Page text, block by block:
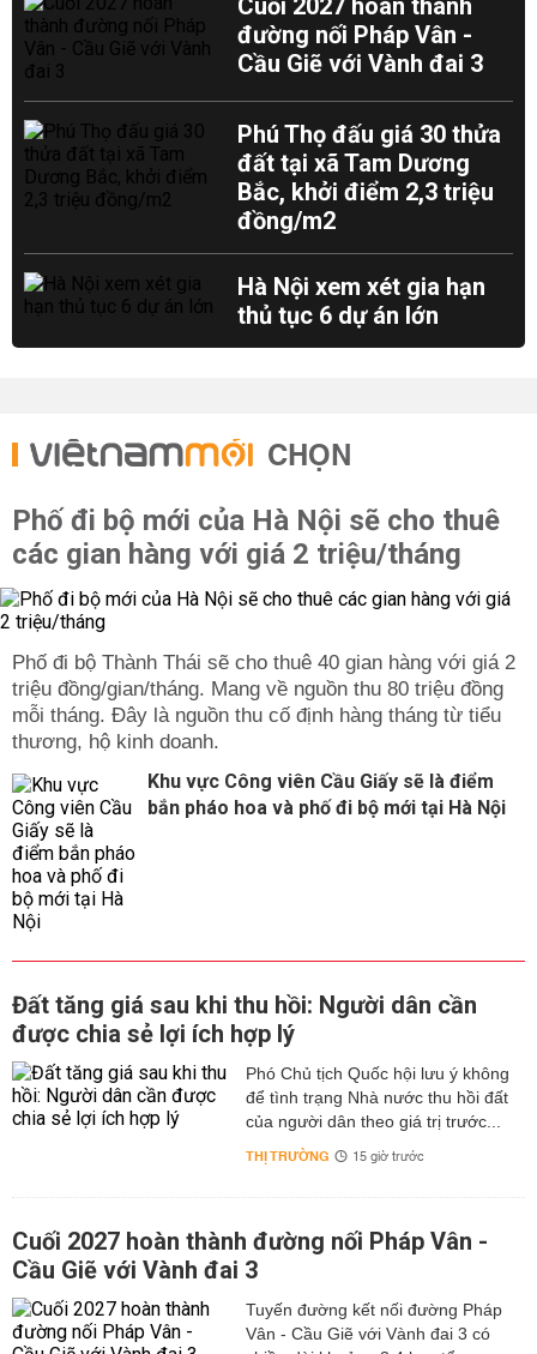
Cuối 2027 hoàn thành
đường nối Pháp Vân -
Cầu Giẽ với Vành đai 3
Phú Thọ đấu giá 30 thửa
đất tại xã Tam Dương
Bắc, khởi điểm 2,3 triệu
đồng/m2
Hà Nội xem xét gia hạn
thủ tục 6 dự án lớn
CHỌN
Phố đi bộ mới của Hà Nội sẽ cho thuê
các gian hàng với giá 2 triệu/tháng
Phố đi bộ Thành Thái sẽ cho thuê 40 gian hàng với giá 2
triệu đồng/gian/tháng. Mang về nguồn thu 80 triệu đồng
mỗi tháng. Đây là nguồn thu cố định hàng tháng từ tiểu
thương, hộ kinh doanh.
Khu vực Công viên Cầu Giấy sẽ là điểm
bắn pháo hoa và phố đi bộ mới tại Hà Nội
Đất tăng giá sau khi thu hồi: Người dân cần
được chia sẻ lợi ích hợp lý
Phó Chủ tịch Quốc hội lưu ý không
để tình trạng Nhà nước thu hồi đất
của người dân theo giá trị trước...
THỊ TRƯỜNG 15 giờ trước
Cuối 2027 hoàn thành đường nối Pháp Vân -
Cầu Giẽ với Vành đai 3
Tuyến đường kết nối đường Pháp
Vân - Cầu Giẽ với Vành đai 3 có